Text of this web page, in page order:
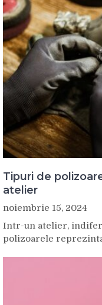
Tipuri de
atelier
noiembrie 15, 2024
Intr-un atelier,
polizoarele